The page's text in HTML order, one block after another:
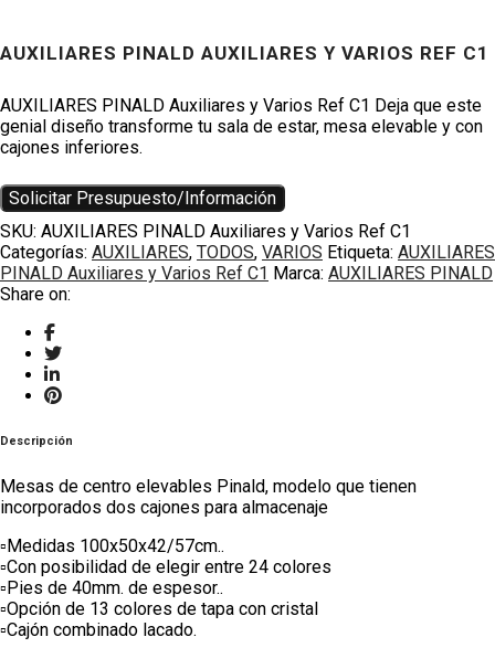
Productos
AUXILIARES PINALD AUXILIARES Y VARIOS REF C1
AUXILIARES PINALD Auxiliares y Varios Ref C1 Deja que este
genial diseño transforme tu sala de estar, mesa elevable y con
cajones inferiores.
Solicitar Presupuesto/Información
SKU: AUXILIARES PINALD Auxiliares y Varios Ref C1
Categorías: AUXILIARES, TODOS, VARIOS Etiqueta: AUXILIARES
PINALD Auxiliares y Varios Ref C1 Marca: AUXILIARES PINALD
Share on:
Descripción
Mesas de centro elevables Pinald, modelo que tienen
incorporados dos cajones para almacenaje
▫️ Medidas 100x50x42/57cm..
▫️Con posibilidad de elegir entre 24 colores
▫️ Pies de 40mm. de espesor..
▫️Opción de 13 colores de tapa con cristal
▫️Cajón combinado lacado.